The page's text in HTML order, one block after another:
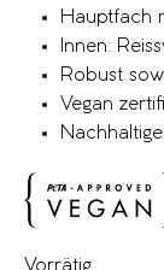
Hauptfach
Innen:
Robust
Vegan
Vorrätig